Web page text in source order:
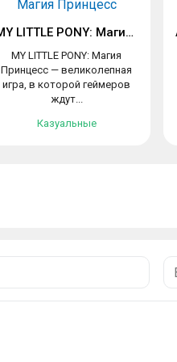
MY LITTLE PONY: Магия Принцесс
MY LITTLE PONY: Магия
Принцесс — великолепная
игра, в которой геймеров
ждут...
Казуальные